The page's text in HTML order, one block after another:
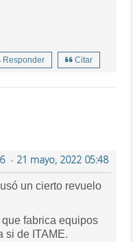
Responder Citar
- 21 mayo, 2022 05:48
un cierto revuelo
fabrica equipos
si de ITAME.